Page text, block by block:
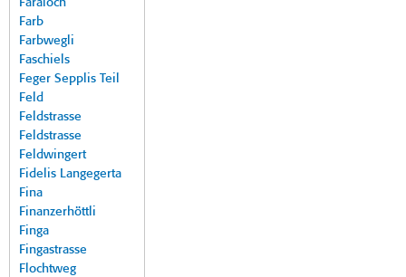
Faraloch
Farb
Farbwegli
Faschiels
Feger Sepplis Teil
Feld
Feldstrasse
Feldstrasse
Feldwingert
Fidelis Langegerta
Fina
Finanzerhöttli
Finga
Fingastrasse
Flochtweg